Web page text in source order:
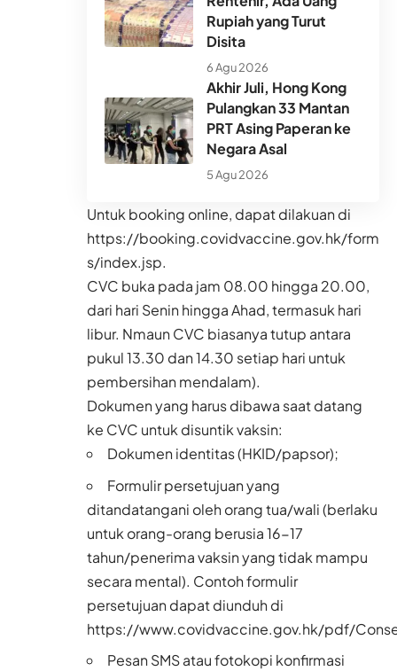
Rupiah yang Turut
Disita
6 Agu 2026
Akhir Juli, Hong Kong
Pulangkan 33 Mantan
PRT Asing Paperan ke
Negara Asal
5 Agu 2026
Untuk booking online, dapat dilakuan di
https://booking.covidvaccine.gov.hk/form
s/index.jsp.
CVC buka pada jam 08.00 hingga 20.00,
dari hari Senin hingga Ahad, termasuk hari
libur. Nmaun CVC biasanya tutup antara
pukul 13.30 dan 14.30 setiap hari untuk
pembersihan mendalam).
Dokumen yang harus dibawa saat datang
ke CVC untuk disuntik vaksin:
Dokumen identitas (HKID/papsor);
Formulir persetujuan yang
ditandatangani oleh orang tua/wali (berlaku
untuk orang-orang berusia 16-17
tahun/penerima vaksin yang tidak mampu
secara mental). Contoh formulir
persetujuan dapat diunduh di
https://www.covidvaccine.gov.hk/pdf/
Pesan SMS atau fotokopi konfirmasi